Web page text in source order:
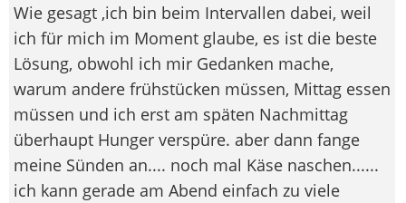
Wie gesagt ,ich bin beim Intervallen dabei, weil
ich für mich im Moment glaube, es ist die beste
Lösung, obwohl ich mir Gedanken mache,
warum andere frühstücken müssen, Mittag essen
müssen und ich erst am späten Nachmittag
überhaupt Hunger verspüre. aber dann fange
meine Sünden an.... noch mal Käse naschen......
ich kann gerade am Abend einfach zu viele